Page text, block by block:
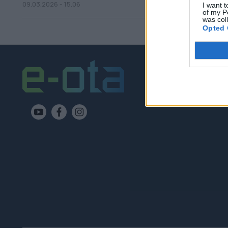
I want
of my
was
Opted
09.03.2026 - 15.06